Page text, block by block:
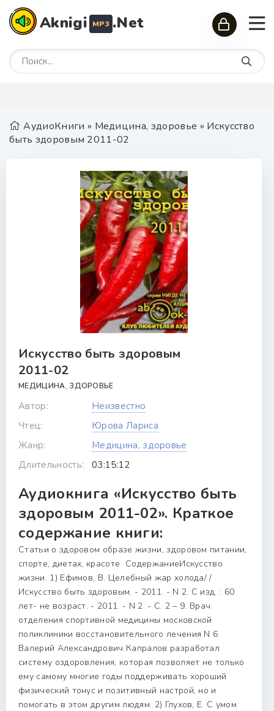
Aknigi MP3 .Net
АудиоКниги » Медицина, здоровье » Искусство
быть здоровым 2011-02
Искусство быть здоровым
2011-02
МЕДИЦИНА, ЗДОРОВЬЕ
Автор:
Неизвестно
Чтец:
Юрова Лариса
Жанр:
Медицина, здоровье
Длительность:
03:15:12
Аудиокнига «Искусство быть
здоровым 2011-02». Краткое
содержание книги:
Статьи о здоровом образе жизни, здоровом питании,
спорте, диетах, красоте СодержаниеИскусство
жизни. 1) Ефимов, В. Целебный жар холода/ /
Искусство быть здоровым. - 2011. - N 2. С изд. : 60
лет- не возраст. - 2011. - N 2. - С. 2 – 9. Врач
отделения спортивной медицины московской
поликлиники восстановительного лечения N 6
Валерий Александрович Капралов разработал
систему оздоровления, которая позволяет не только
ему самому многие годы поддерживать хороший
физический тонус и позитивный настрой, но и
помогать в этом другим людям. 2) Глухов, Е. С умом